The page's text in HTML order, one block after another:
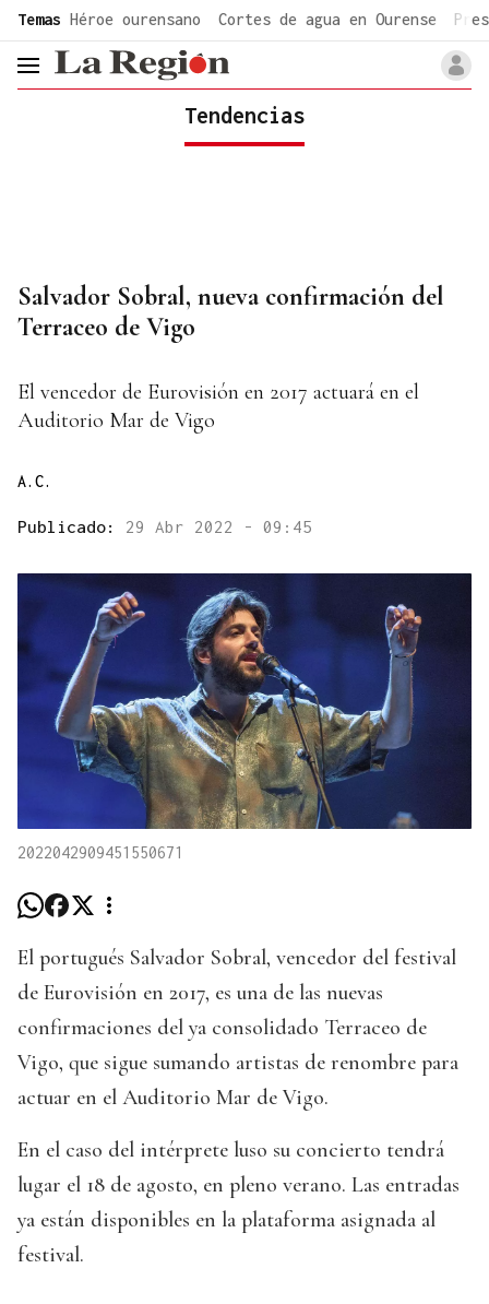
common.go-to-content
Temas Héroe ourensano Cortes de agua en Ourense
header.menu.open
Tendencias
Salvador Sobral, nueva confirmación del
Terraceo de Vigo
El vencedor de Eurovisión en 2017 actuará en el
Auditorio Mar de Vigo
A.C.
Publicado: 29 Abr 2022 - 09:45
2022042909451550671
El portugués Salvador Sobral, vencedor del festival
de Eurovisión en 2017, es una de las nuevas
confirmaciones del ya consolidado Terraceo de
Vigo, que sigue sumando artistas de renombre para
actuar en el Auditorio Mar de Vigo.
En el caso del intérprete luso su concierto tendrá
lugar el 18 de agosto, en pleno verano. Las entradas
ya están disponibles en la plataforma asignada al
festival.